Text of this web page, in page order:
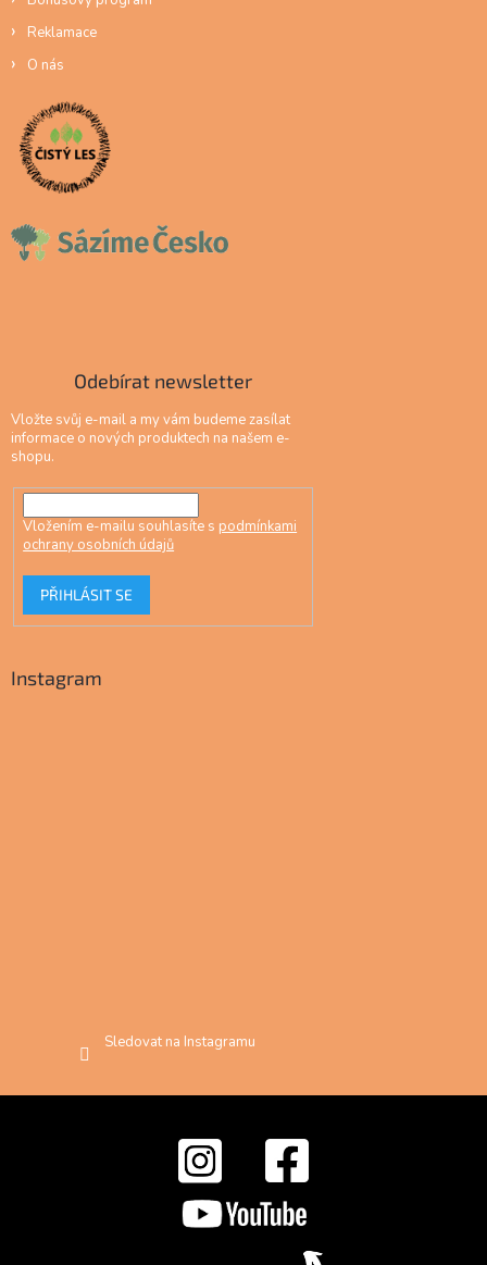
Reklamace
O nás
Odebírat newsletter
Vložte svůj e-mail a my vám budeme zasílat
informace o nových produktech na našem e-
shopu.
Vložením e-mailu souhlasíte s podmínkami
ochrany osobních údajů
PŘIHLÁSIT SE
Instagram
Sledovat na Instagramu